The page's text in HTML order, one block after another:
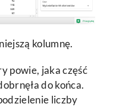
kolumnę.
powie, jaka część
do końca.
liczby